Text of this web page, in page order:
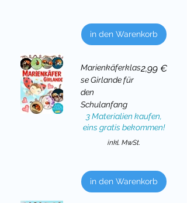
in den Warenkorb
Marienkäferklas
se Girlande für
den
Schulanfang
Preis
2,99 €
3 Materialien kaufen,
eins gratis bekommen!
inkl. MwSt.
in den Warenkorb